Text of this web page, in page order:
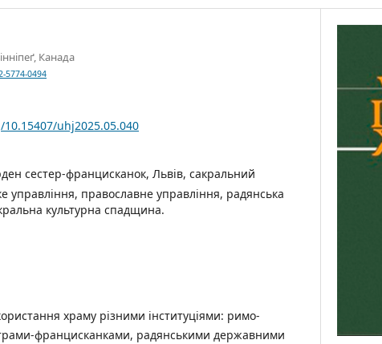
Канада
5774-0494
uhj2025.05.040
сестер-францисканок, Львів, сакральний
управління, православне управління, радянська
культурна спадщина.
храму різними інституціями: римо-
францисканками, радянськими державними